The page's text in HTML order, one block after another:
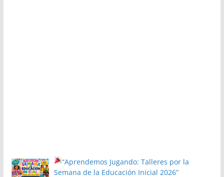
“Aprendemos Jugando: Talleres por la
Semana de la Educación Inicial 2026”